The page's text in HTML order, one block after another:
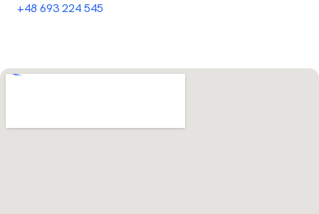
+48 693 224 545